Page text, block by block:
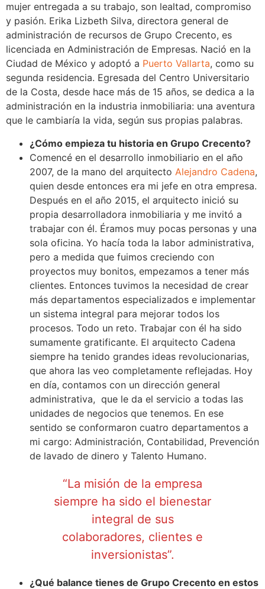
mujer entregada a su trabajo, son lealtad, compromiso
y pasión. Erika Lizbeth Silva, directora general de
administración de recursos de Grupo Crecento, es
licenciada en Administración de Empresas. Nació en la
Ciudad de México y adoptó a Puerto Vallarta, como su
segunda residencia. Egresada del Centro Universitario
de la Costa, desde hace más de 15 años, se dedica a la
administración en la industria inmobiliaria: una aventura
que le cambiaría la vida, según sus propias palabras.
¿Cómo empieza tu historia en Grupo Crecento?
Comencé en el desarrollo inmobiliario en el año
2007, de la mano del arquitecto Alejandro Cadena,
quien desde entonces era mi jefe en otra empresa.
Después en el año 2015, el arquitecto inició su
propia desarrolladora inmobiliaria y me invitó a
trabajar con él. Éramos muy pocas personas y una
sola oficina. Yo hacía toda la labor administrativa,
pero a medida que fuimos creciendo con
proyectos muy bonitos, empezamos a tener más
clientes. Entonces tuvimos la necesidad de crear
más departamentos especializados e implementar
un sistema integral para mejorar todos los
procesos. Todo un reto. Trabajar con él ha sido
sumamente gratificante. El arquitecto Cadena
siempre ha tenido grandes ideas revolucionarias,
que ahora las veo completamente reflejadas. Hoy
en día, contamos con un dirección general
administrativa, que le da el servicio a todas las
unidades de negocios que tenemos. En ese
sentido se conformaron cuatro departamentos a
mi cargo: Administración, Contabilidad, Prevención
de lavado de dinero y Talento Humano.
“La misión de la empresa
siempre ha sido el bienestar
integral de sus
colaboradores, clientes e
inversionistas”.
¿Qué balance tienes de Grupo Crecento en estos